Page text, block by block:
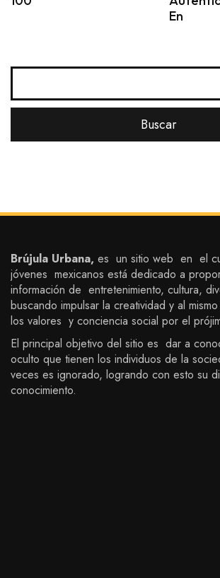
En
Brújula Urbana, es un sitio web en el
jóvenes mexicanos está dedicado a
información de entretenimiento, cultura,
buscando impulsar la creatividad y al
los valores y conciencia social por el
El principal objetivo del sitio es dar a
oculto que tienen los individuos de la
veces es ignorado, logrando con esto su
conocimiento.